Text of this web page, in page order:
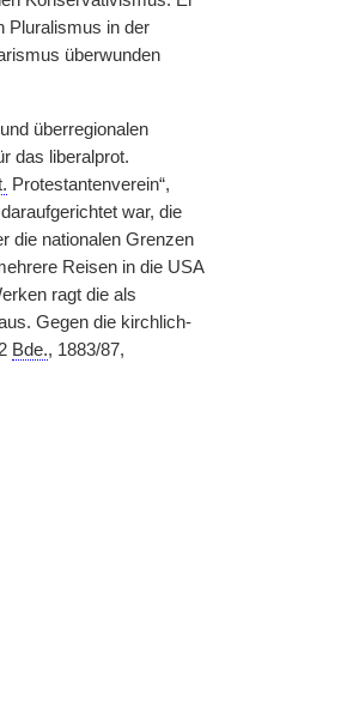
Pluralismus in der
überwunden
überregionalen
das liberalprot.
Protestantenverein“,
war, die
die nationalen Grenzen
Reisen in die USA
ragt die als
Gegen die kirchlich-
Bde., 1883/87,